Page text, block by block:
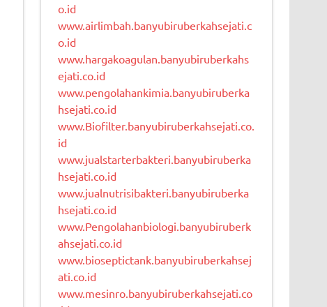
o.id
www.airlimbah.banyubiruberkahsejati.c
o.id
www.hargakoagulan.banyubiruberkahs
ejati.co.id
www.pengolahankimia.banyubiruberka
hsejati.co.id
www.Biofilter.banyubiruberkahsejati.co.
id
www.jualstarterbakteri.banyubiruberka
hsejati.co.id
www.jualnutrisibakteri.banyubiruberka
hsejati.co.id
www.Pengolahanbiologi.banyubiruberk
ahsejati.co.id
www.bioseptictank.banyubiruberkahsej
ati.co.id
www.mesinro.banyubiruberkahsejati.co